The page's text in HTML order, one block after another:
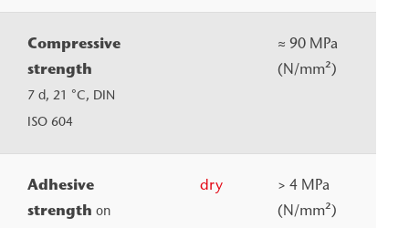
Compressive
strength
7 d, 21 °C, DIN
ISO 604
≈ 90 MPa
(N/mm²)
Adhesive
strength on
dry
> 4 MPa
(N/mm²)